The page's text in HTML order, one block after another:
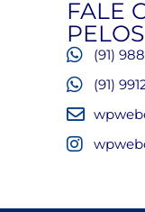
FALE
PELOS
(91)
(91)